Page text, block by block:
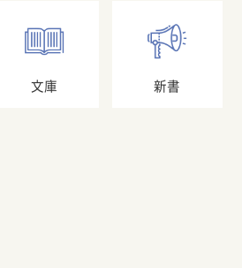
文庫 新書